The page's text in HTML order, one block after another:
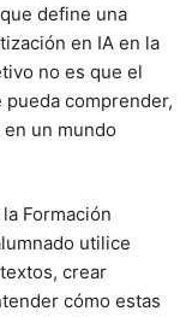
define una
en IA en la
no es que el
pueda comprender,
un mundo
Formación
utilice
crear
cómo estas